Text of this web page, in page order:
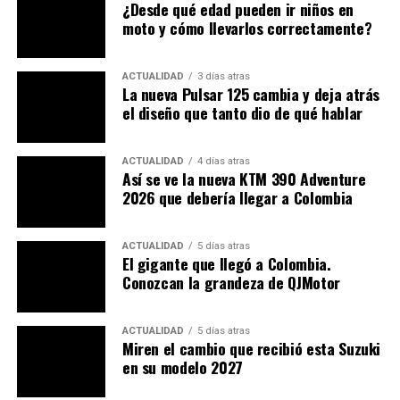
Hero Xtreme 125R Dual ABSmantiene el ADN
agresivo que caracteriza a la familia
una estética más refinada. Su
con líneas angulosas y carenados laterales más
pronunciados, le da una apariencia más musculosa.
¿Desde qué edad pueden ir niños en
moto y cómo llevarlos correctamente?
ACTUALIDAD 3 días atras
La nueva Pulsar 125 cambia y deja atrás
el diseño que tanto dio de qué hablar
ACTUALIDAD 4 días atras
Así se ve la nueva KTM 390 Adventure
2026 que debería llegar a Colombia
ACTUALIDAD 5 días atras
El gigante que llegó a Colombia.
Conozcan la grandeza de QJMotor
ACTUALIDAD 5 días atras
Miren el cambio que recibió esta Suzuki
en su modelo 2027